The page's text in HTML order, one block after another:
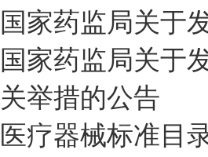
国家药监局关于
国家药监局关于
关举措的公告
医疗器械标准目